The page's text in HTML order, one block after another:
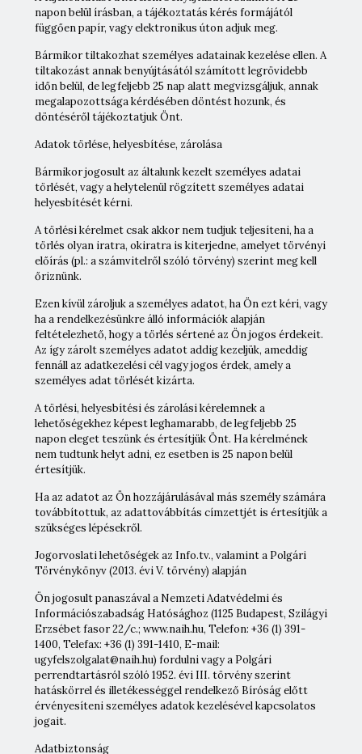
napon belül írásban, a tájékoztatás kérés formájától
függően papír, vagy elektronikus úton adjuk meg.
Bármikor tiltakozhat személyes adatainak kezelése ellen. A
tiltakozást annak benyújtásától számított legrövidebb
időn belül, de legfeljebb 25 nap alatt megvizsgáljuk, annak
megalapozottsága kérdésében döntést hozunk, és
döntéséről tájékoztatjuk Önt.
Adatok törlése, helyesbítése, zárolása
Bármikor jogosult az általunk kezelt személyes adatai
törlését, vagy a helytelenül rögzített személyes adatai
helyesbítését kérni.
A törlési kérelmet csak akkor nem tudjuk teljesíteni, ha a
törlés olyan iratra, okiratra is kiterjedne, amelyet törvényi
előírás (pl.: a számvitelről szóló törvény) szerint meg kell
őriznünk.
Ezen kívül zároljuk a személyes adatot, ha Ön ezt kéri, vagy
ha a rendelkezésünkre álló információk alapján
feltételezhető, hogy a törlés sértené az Ön jogos érdekeit.
Az így zárolt személyes adatot addig kezeljük, ameddig
fennáll az adatkezelési cél vagy jogos érdek, amely a
személyes adat törlését kizárta.
A törlési, helyesbítési és zárolási kérelemnek a
lehetőségekhez képest leghamarabb, de legfeljebb 25
napon eleget teszünk és értesítjük Önt. Ha kérelmének
nem tudtunk helyt adni, ez esetben is 25 napon belül
értesítjük.
Ha az adatot az Ön hozzájárulásával más személy számára
továbbítottuk, az adattovábbítás címzettjét is értesítjük a
szükséges lépésekről.
Jogorvoslati lehetőségek az Info.tv., valamint a Polgári
Törvénykönyv (2013. évi V. törvény) alapján
Ön jogosult panaszával a Nemzeti Adatvédelmi és
Információszabadság Hatósághoz (1125 Budapest, Szilágyi
Erzsébet fasor 22/c.; www.naih.hu, Telefon: +36 (1) 391-
1400, Telefax: +36 (1) 391-1410, E-mail:
ugyfelszolgalat@naih.hu) fordulni vagy a Polgári
perrendtartásról szóló 1952. évi III. törvény szerint
hatáskörrel és illetékességgel rendelkező Bíróság előtt
érvényesíteni személyes adatok kezelésével kapcsolatos
jogait.
Adatbiztonság